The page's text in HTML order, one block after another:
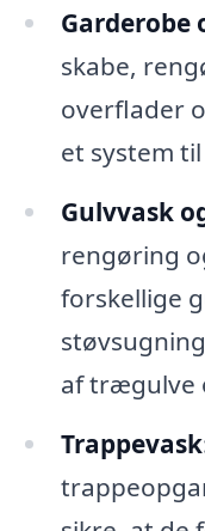
Garderobe
skabe,
overflader
et system
Gulvvask
rengøring
forskellige
af trægulve
Trappevask